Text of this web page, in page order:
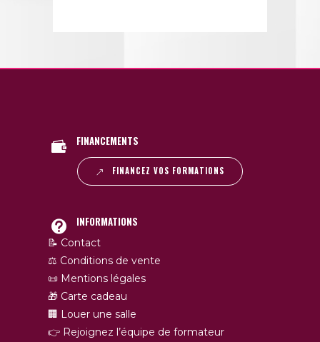
FINANCEMENTS
FINANCEZ VOS FORMATIONS
INFORMATIONS
📝 Contact
⚖️ Conditions de vente
📜 Mentions légales
🎁 Carte cadeau
🏢 Louer une salle
👉 Rejoignez l’équipe de formateur